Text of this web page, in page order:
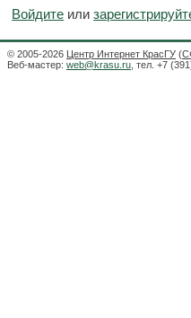
Войдите или
© 2005-2026 Центр Интернет КрасГУ (
Веб-мастер: web@krasu.ru , тел. +7